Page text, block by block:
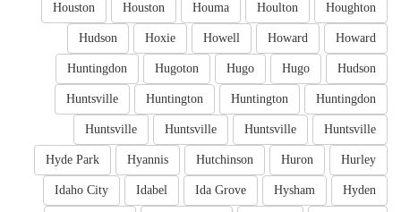
Houghton
Houlton
Houma
Houston
Houston
Howard
Howard
Howell
Hoxie
Hudson
Hudson
Hugo
Hugo
Hugoton
Huntingdon
Huntingdon
Huntington
Huntington
Huntsville
Huntsville
Huntsville
Huntsville
Huntsville
Hurley
Huron
Hutchinson
Hyannis
Hyde Park
Hyden
Hysham
Ida Grove
Idabel
Idaho City